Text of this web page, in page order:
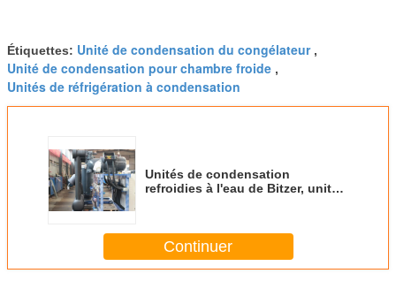
Étiquettes: Unité de condensation du congélateur,
Unité de condensation pour chambre froide ,
Unités de réfrigération à condensation
Unités de condensation
refroidies à l'eau de Bitzer, unité
Continuer